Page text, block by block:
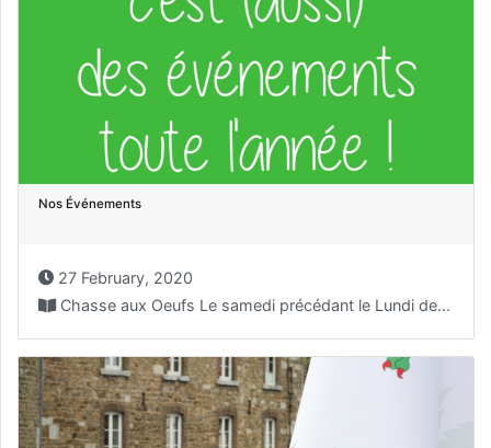
Nos Événements
27 February, 2020
Chasse aux Oeufs Le samedi précédant le Lundi de...